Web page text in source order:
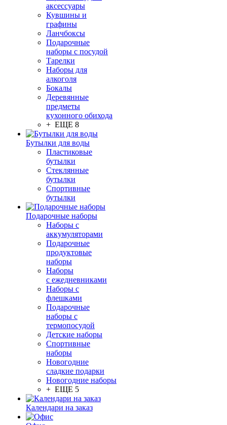
аксессуары
Кувшины и
графины
Ланчбоксы
Подарочные
наборы с посудой
Тарелки
Наборы для
алкоголя
Бокалы
Деревянные
предметы
кухонного обихода
+ ЕЩЕ 8
Бутылки для воды
Пластиковые
бутылки
Стеклянные
бутылки
Спортивные
бутылки
Подарочные наборы
Наборы с
аккумуляторами
Подарочные
продуктовые
наборы
Наборы
с ежедневниками
Наборы с
флешками
Подарочные
наборы с
термопосудой
Детские наборы
Спортивные
наборы
Новогодние
сладкие подарки
Новогодние наборы
+ ЕЩЕ 5
Календари на заказ